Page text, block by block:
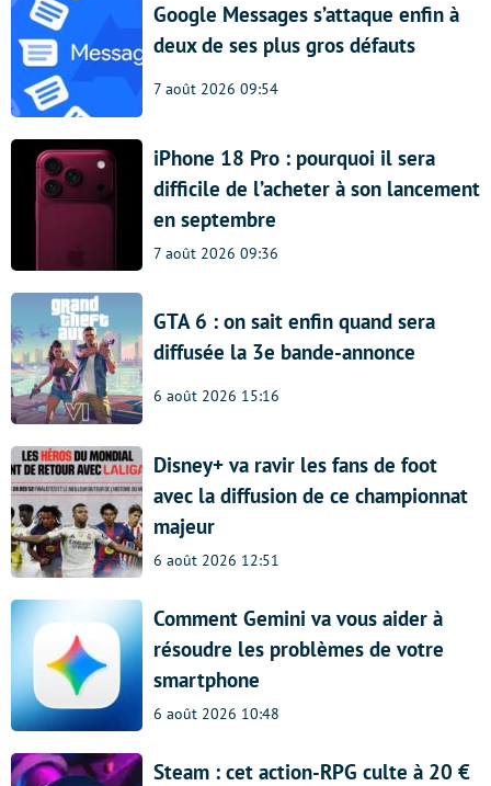
Google Messages s’attaque enfin à
deux de ses plus gros défauts
7 août 2026 09:54
iPhone 18 Pro : pourquoi il sera
difficile de l’acheter à son lancement
en septembre
7 août 2026 09:36
GTA 6 : on sait enfin quand sera
diffusée la 3e bande-annonce
6 août 2026 15:16
Disney+ va ravir les fans de foot
avec la diffusion de ce championnat
majeur
6 août 2026 12:51
Comment Gemini va vous aider à
résoudre les problèmes de votre
smartphone
6 août 2026 10:48
Steam : cet action-RPG culte à 20 €